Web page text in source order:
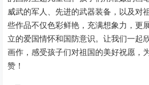
威武的军人、先进的武器装备，以及对
些作品不仅色彩鲜艳，充满想象力，更
立的爱国情怀和国防意识。让我们一起
画作，感受孩子们对祖国的美好祝愿，
赞！